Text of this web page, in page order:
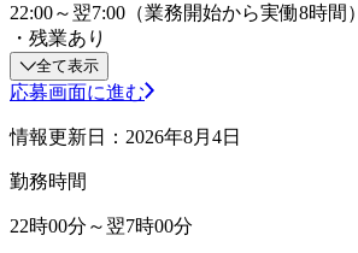
22:00～翌7:00（業務開始から実働8時間）
・残業あり
全て表示
応募画面に進む
情報更新日：2026年8月4日
勤務時間
22時00分～翌7時00分